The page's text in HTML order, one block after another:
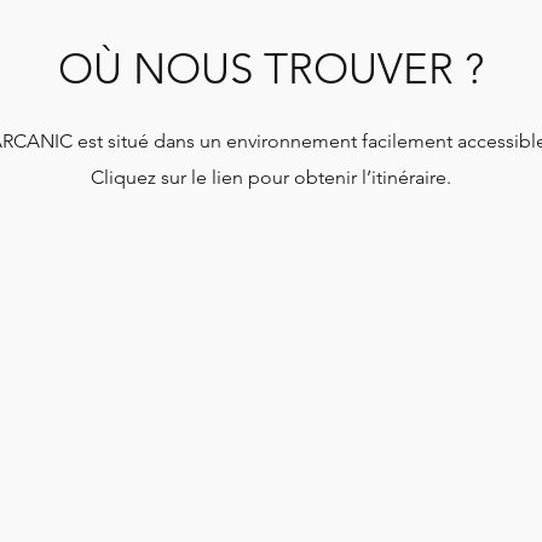
OÙ NOUS TROUVER ?
est situé dans un environnement facilement
Cliquez sur le lien pour obtenir l’itinéraire.